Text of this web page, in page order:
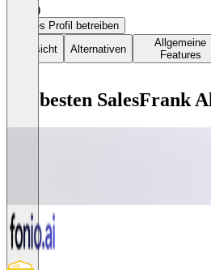
(1)
Dieses Profil betreiben
Übersicht
Alternativen
Allgemeine
Features
Die besten SalesFrank